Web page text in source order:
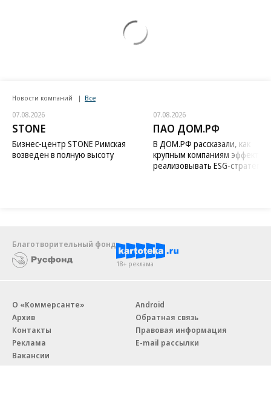
Новости компаний Все
07.08.2026
STONE
Бизнес-центр STONE Римская
возведен в полную высоту
07.08.2026
ПАО ДОМ.РФ
В ДОМ.РФ рассказали, как
крупным компаниям
реализовывать ESG-стратегию
Благотворительный фонд
18+ реклама
О «Коммерсанте»
Архив
Контакты
Реклама
Вакансии
Android
Обратная связь
Правовая информация
E-mail рассылки